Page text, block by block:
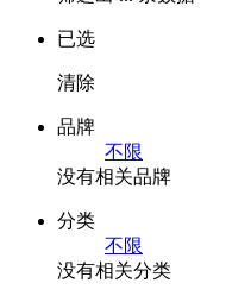
已选
清除
品牌
不限
没有相关品牌
分类
不限
没有相关分类